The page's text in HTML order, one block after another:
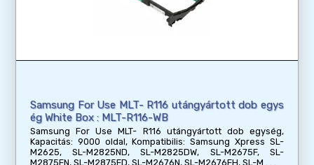
Samsung For Use MLT- R116 utángyártott dob egys
ég White Box : MLT-R116-WB
Samsung For Use MLT- R116 utángyártott dob egység,
Kapacitás: 9000 oldal, Kompatibilis: Samsung Xpress SL-
M2625, SL-M2825ND, SL-M2825DW, SL-M2675F, SL-
M2875FN, SL-M2875FD, SL-M2676N, SL-M2676FH, SL-M